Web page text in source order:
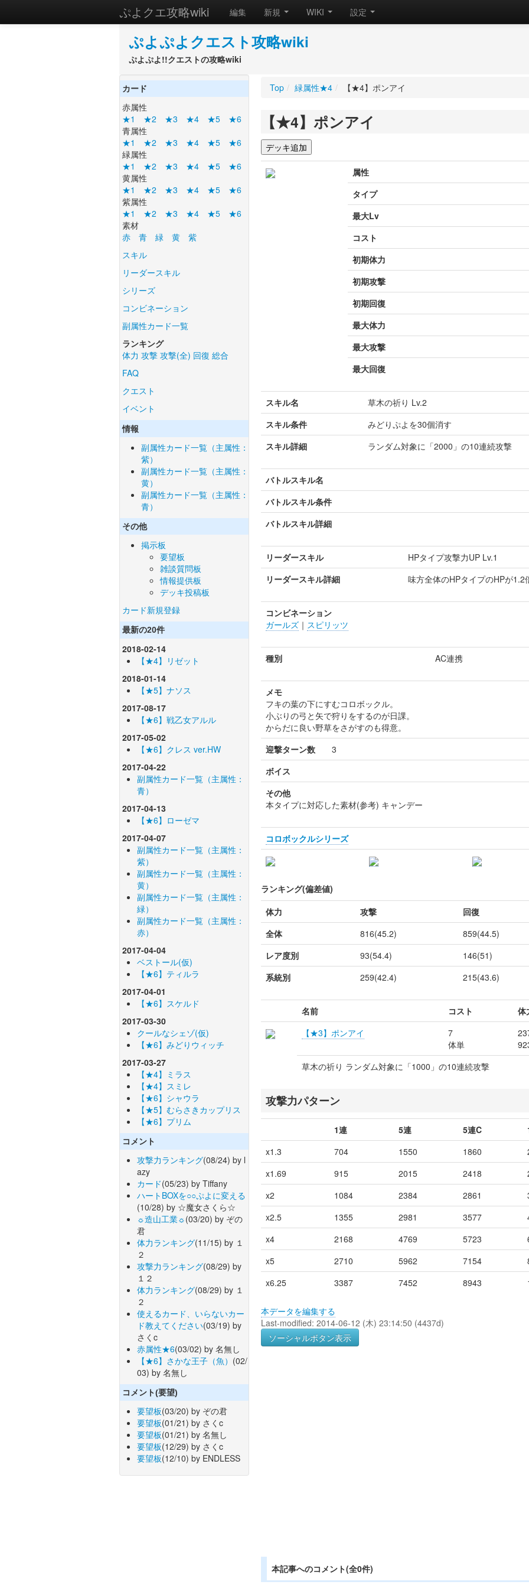
ぷよクエ攻略wiki 編集 新規 WIKI 設定
ぷよぷよクエスト攻略wiki
ぷよぷよ!!クエストの攻略wiki
カード
赤属性
★1
★2 ★3 ★4 ★5
★6
青属性
★1
★2 ★3 ★4 ★5
★6
緑属性
★1
★2 ★3 ★4 ★5
★6
黄属性
★1
★2 ★3 ★4 ★5
★6
紫属性
★1
★2 ★3 ★4 ★5
★6
素材
赤
青 緑 黄
紫
スキル
リーダースキル
シリーズ
コンビネーション
副属性カード一覧
ランキング
体力 攻撃 攻撃(全) 回復 総合
FAQ
クエスト
イベント
情報
副属性カード一覧（主属性：
紫）
副属性カード一覧（主属性：
黄）
副属性カード一覧（主属性：
青）
その他
掲示板
要望板
雑談質問板
情報提供板
デッキ投稿板
カード新規登録
最新の20件
2018-02-14
【★4】リゼット
2018-01-14
【★5】ナソス
2017-08-17
【★6】戦乙女アルル
2017-05-02
【★6】クレス ver.HW
2017-04-22
副属性カード一覧（主属性：
青）
2017-04-13
【★6】ローゼマ
2017-04-07
副属性カード一覧（主属性：
紫）
副属性カード一覧（主属性：
黄）
副属性カード一覧（主属性：
緑）
副属性カード一覧（主属性：
赤）
2017-04-04
ベストール(仮)
【★6】ティルラ
2017-04-01
【★6】スケルド
2017-03-30
クールなシェゾ(仮)
【★6】みどりウィッチ
2017-03-27
【★4】ミラス
【★4】スミレ
【★6】シャウラ
【★5】むらさきカップリス
【★6】プリム
コメント
攻撃力ランキング(08/24) by l
azy
カード(05/23) by Tiffany
ハートBOXを○○ぷよに変える
(10/28) by ☆魔女さくら☆
☼造山工業☼(03/20) by ぞの
君
体力ランキング(11/15) by １
２
攻撃力ランキング(08/29) by
１２
体力ランキング(08/29) by １
２
使えるカード、いらないカー
ド教えてください(03/19) by
さくc
赤属性★6(03/02) by 名無し
【★6】さかな王子（魚） (02/
03) by 名無し
コメント(要望)
要望板(03/20) by ぞの君
要望板(01/21) by さくc
要望板(01/21) by 名無し
要望板(12/29) by さくc
要望板(12/10) by ENDLESS
Top / 緑属性★4 / 【★4】ポンアイ
【★4】ポンアイ
属性
タイプ
最大Lv
コスト
初期体力
初期攻撃
初期回復
最大体力
最大攻撃
最大回復
スキル名
草木の祈り Lv.2
スキル条件
みどりぷよを30個消す
スキル詳細
ランダム対象に「2000」の10連続攻撃
バトルスキル名
バトルスキル条件
バトルスキル詳細
リーダースキル
HPタイプ攻撃力UP Lv.1
リーダースキル詳細
味方全体のHPタイプのHPが1.2
コンビネーション
ガールズ ｜ スピリッツ
種別 AC連携
メモ
フキの葉の下にすむコロボックル。
小ぶりの弓と矢で狩りをするのが日課。
からだに良い野草をさがすのも得意。
迎撃ターン数 3
ボイス
その他
本タイプに対応した素材(参考) キャンデー
コロボックルシリーズ
ランキング(偏差値)
体力
攻撃
回復
全体
816(45.2) 859(44.5)
レア度別
93(54.4) 146(51)
系統別
259(42.4) 215(43.6)
名前 コスト 体
【★3】ポンアイ
7
体単
草木の祈り ランダム対象に「1000」の10連続攻撃
攻撃力パターン
1連 5連 5連C
x1.3
704 1550 1860
x1.69
915 2015 2418
x2
1084 2384 2861
x2.5
1355 2981 3577
x4
2168 4769 5723
x5
2710 5962 7154
x6.25
3387 7452 8943
本データを編集する
Last-modified: 2014-06-12 (木) 23:14:50 (4437d)
ソーシャルボタン表示
本記事へのコメント(全0件)